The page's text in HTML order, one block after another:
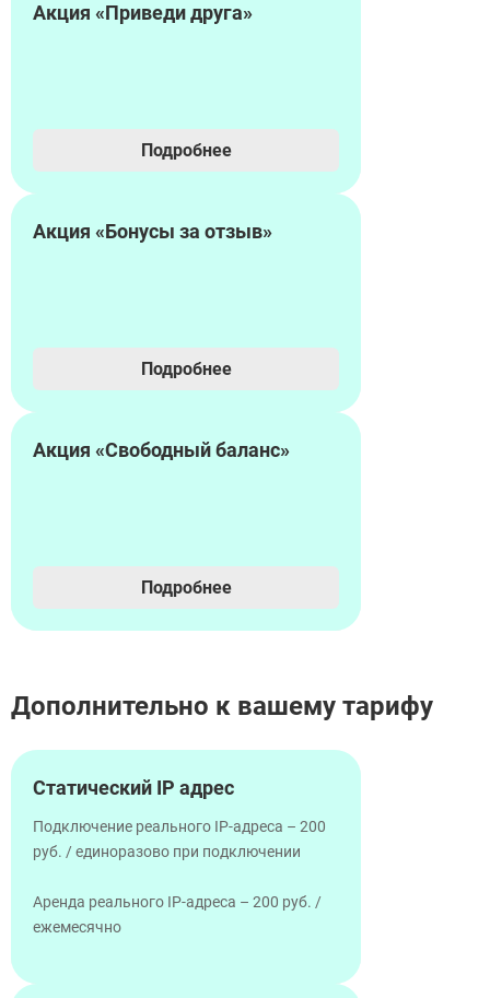
Акция «Приведи друга»
Подробнее
Акция «Бонусы за отзыв»
Подробнее
Акция «Свободный баланс»
Подробнее
Дополнительно к вашему тарифу
Статический IP адрес
Подключение реального IP-адреса – 200
руб. / единоразово при подключении
Аренда реального IP-адреса – 200 руб. /
ежемесячно